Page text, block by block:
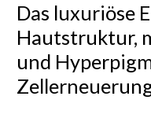
Das luxuriöse
Hautstruktur,
und